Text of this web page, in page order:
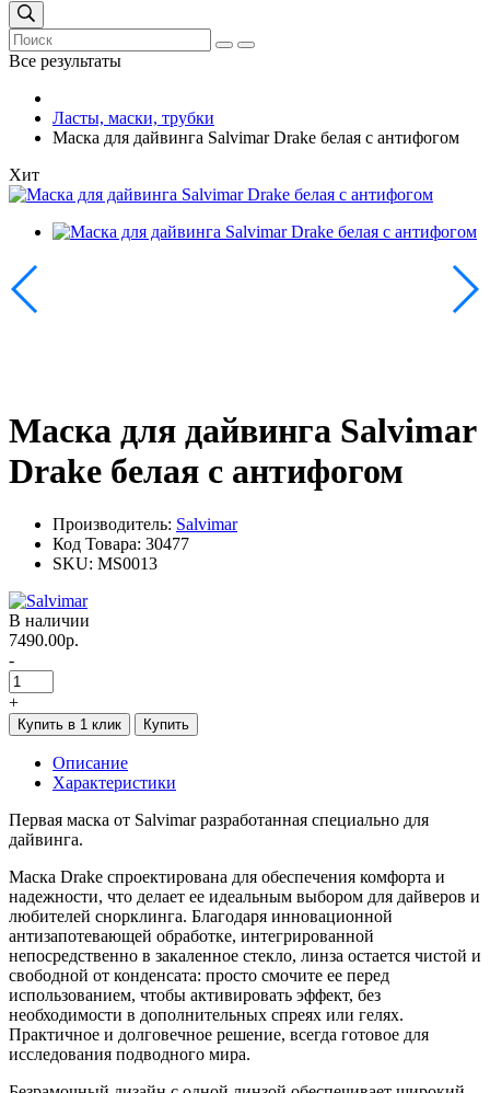
Все результаты
Ласты, маски, трубки
Маска для дайвинга Salvimar Drake белая с антифогом
Хит
Маска для дайвинга Salvimar
Drake белая с антифогом
Производитель: Salvimar
Код Товара: 30477
SKU: MS0013
В наличии
7490.00р.
-
+
Купить в 1 клик Купить
Описание
Характеристики
Первая маска от Salvimar разработанная специально для
дайвинга.
Маска Drake спроектирована для обеспечения комфорта и
надежности, что делает ее идеальным выбором для дайверов и
любителей снорклинга. Благодаря инновационной
антизапотевающей обработке, интегрированной
непосредственно в закаленное стекло, линза остается чистой и
свободной от конденсата: просто смочите ее перед
использованием, чтобы активировать эффект, без
необходимости в дополнительных спреях или гелях.
Практичное и долговечное решение, всегда готовое для
исследования подводного мира.